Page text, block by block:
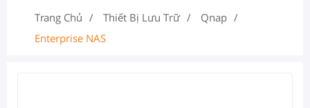
Trang Chủ Thiết Bị Lưu Trữ
Qnap
Enterprise NAS